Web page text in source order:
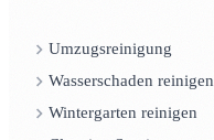
Umzugsreinigung
Wasserschaden reinigen
Wintergarten reinigen